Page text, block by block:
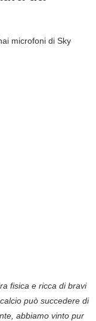
microfoni di Sky
fisica e ricca di bravi
può succedere di
abbiamo vinto pur